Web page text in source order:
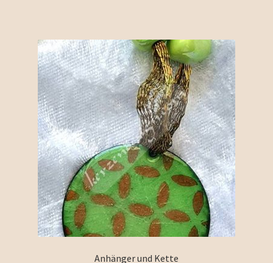
Anhänger und Kette